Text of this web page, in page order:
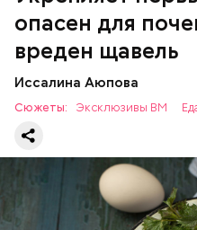
опасен для
вреден щавель
Иссалина Аюпова
Сюжеты: Эксклюзивы ВМ
— Если человек уже
болезнью, щавель ему не
артрите, гастрите,
раздраженного
продукт тоже лучше
предупредила врач. —
повышению
слизистые оболочки.